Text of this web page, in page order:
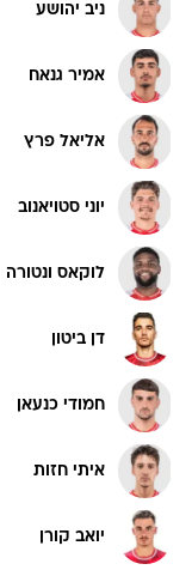
ניב יהושע
אמיר גנאח
אליאל פרץ
יוני סטויאנוב
לוקאס ונטורה
דן ביטון
חמודי כנעאן
איתי חזות
יואב קורן